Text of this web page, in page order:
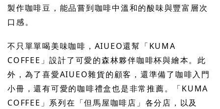
製作咖啡豆，能品嘗到咖啡中溫和的酸味與豐富層次
口感。
不只單單喝美味咖啡，AIUEO還幫「KUMA
COFFEE」設計了可愛的森林夥伴咖啡杯與繪本。此
外，為了喜愛AIUEO雜貨的顧客，還準備了咖啡入門
小冊，還有可愛的咖啡禮盒也是非常推薦。「KUMA
COFFEE」系列在「但馬屋咖啡店」各分店，以及